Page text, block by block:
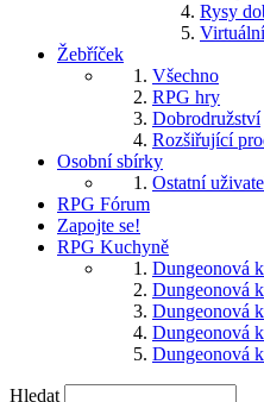
Rysy
Žebříček
Všechno
RPG hry
Dobrodružství
Rozšiřující
Osobní sbírky
Ostatní
RPG Fórum
Zapojte se!
RPG Kuchyně
Dungeonová
Dungeonová
Dungeonová
Dungeonová
Dungeonová
Hledat